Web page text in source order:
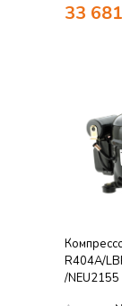
33 681
R404A/
/NEU2155